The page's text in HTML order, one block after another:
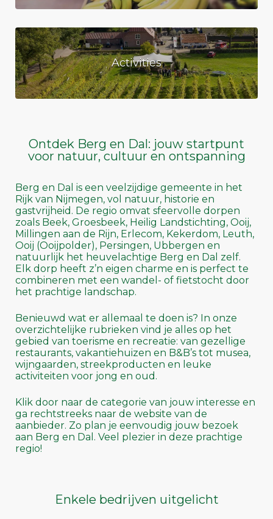
Activities
Ontdek Berg en Dal: jouw startpunt
voor natuur, cultuur en ontspanning
Berg en Dal is een veelzijdige gemeente in het
Rijk van Nijmegen, vol natuur, historie en
gastvrijheid. De regio omvat sfeervolle dorpen
zoals Beek, Groesbeek, Heilig Landstichting, Ooij,
Millingen aan de Rijn, Erlecom, Kekerdom, Leuth,
Ooij (Ooijpolder), Persingen, Ubbergen en
natuurlijk het heuvelachtige Berg en Dal zelf.
Elk dorp heeft z’n eigen charme en is perfect te
combineren met een wandel- of fietstocht door
het prachtige landschap.
Benieuwd wat er allemaal te doen is? In onze
overzichtelijke rubrieken vind je alles op het
gebied van toerisme en recreatie: van gezellige
restaurants, vakantiehuizen en B&B’s tot musea,
wijngaarden, streekproducten en leuke
activiteiten voor jong en oud.
Klik door naar de categorie van jouw interesse en
ga rechtstreeks naar de website van de
aanbieder. Zo plan je eenvoudig jouw bezoek
aan Berg en Dal. Veel plezier in deze prachtige
regio!
Enkele bedrijven uitgelicht